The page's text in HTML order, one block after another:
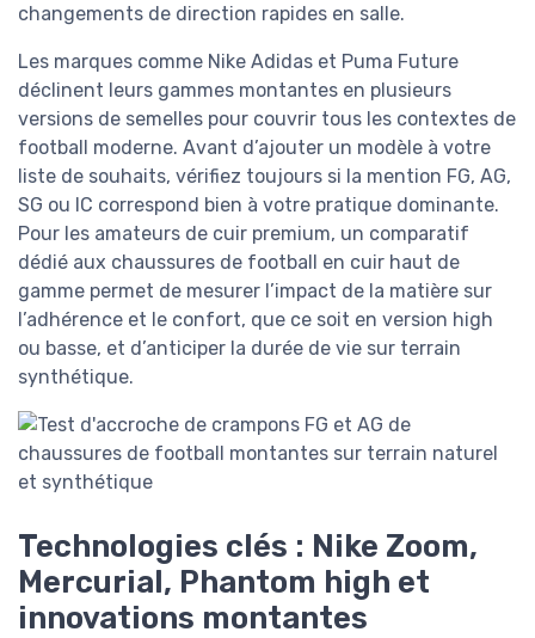
changements de direction rapides en salle.
Les marques comme Nike Adidas et Puma Future
déclinent leurs gammes montantes en plusieurs
versions de semelles pour couvrir tous les contextes de
football moderne. Avant d’ajouter un modèle à votre
liste de souhaits, vérifiez toujours si la mention FG, AG,
SG ou IC correspond bien à votre pratique dominante.
Pour les amateurs de cuir premium, un comparatif
dédié aux chaussures de football en cuir haut de
gamme permet de mesurer l’impact de la matière sur
l’adhérence et le confort, que ce soit en version high
ou basse, et d’anticiper la durée de vie sur terrain
synthétique.
Technologies clés : Nike Zoom,
Mercurial, Phantom high et
innovations montantes